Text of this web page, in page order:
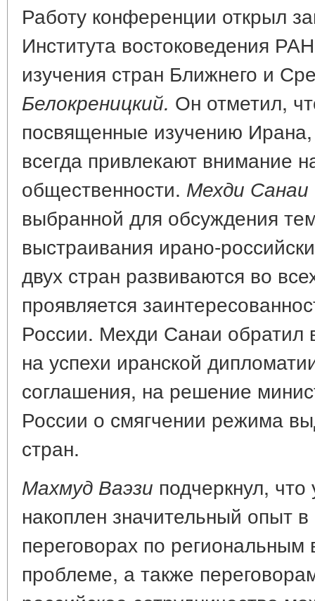
Работу конференции открыл
Института востоковедения
изучения стран Ближнего и
Белокреницкий. Он отметил,
посвященные изучению
всегда привлекают внимание
общественности. Мехди Санаи
выбранной для обсуждения
выстраивания ирано-
двух стран развиваются во
проявляется
России. Мехди Санаи обратил
на успехи иранской
соглашения, на решение
России о смягчении режима
стран.
Махмуд Ваэзи подчеркнул,
накоплен значительный опыт в
переговорах по
проблеме, а также